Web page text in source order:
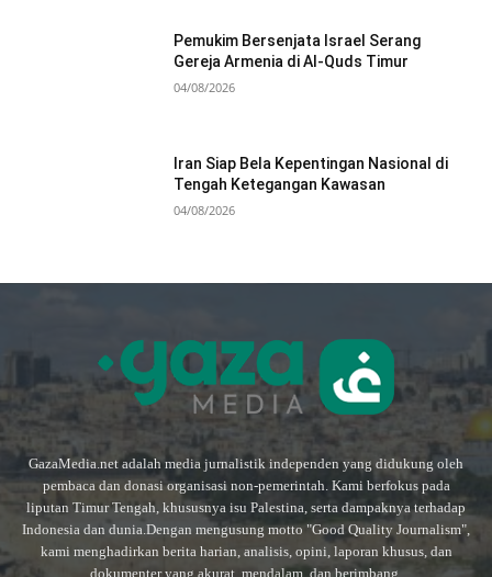
Pemukim Bersenjata Israel Serang
Gereja Armenia di Al-Quds Timur
04/08/2026
Iran Siap Bela Kepentingan Nasional di
Tengah Ketegangan Kawasan
04/08/2026
GazaMedia.net adalah media jurnalistik independen yang didukung oleh
pembaca dan donasi organisasi non-pemerintah. Kami berfokus pada
liputan Timur Tengah, khususnya isu Palestina, serta dampaknya terhadap
Indonesia dan dunia.Dengan mengusung motto "Good Quality Journalism",
kami menghadirkan berita harian, analisis, opini, laporan khusus, dan
dokumenter yang akurat, mendalam, dan berimbang.